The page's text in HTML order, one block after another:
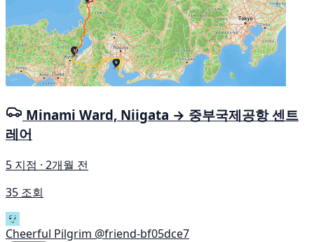
Minami Ward, Niigata → 중부국제공항 센트
레어
5 지점 · 2개월 전
35 조회
Cheerful Pilgrim @friend-bf05dce7